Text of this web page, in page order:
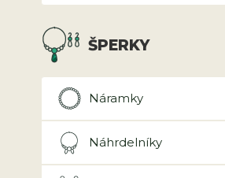
ŠPERKY
Náramky
Náhrdelníky